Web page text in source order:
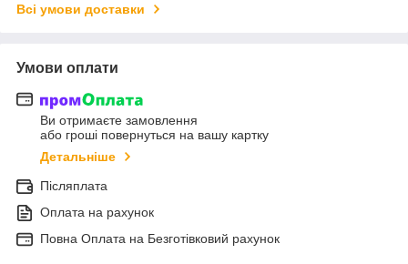
Всі умови доставки
Умови оплати
Ви отримаєте замовлення
або гроші повернуться на вашу картку
Детальніше
Післяплата
Оплата на рахунок
Повна Оплата на Безготівковий рахунок